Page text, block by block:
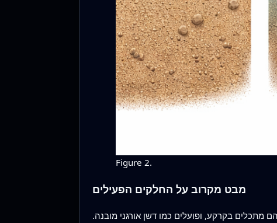
Figure 2.
מבט מקרוב על החלקים הפעילים
מתכלים בקרקע, ופועלים כמו דשן אורגני מובנה.